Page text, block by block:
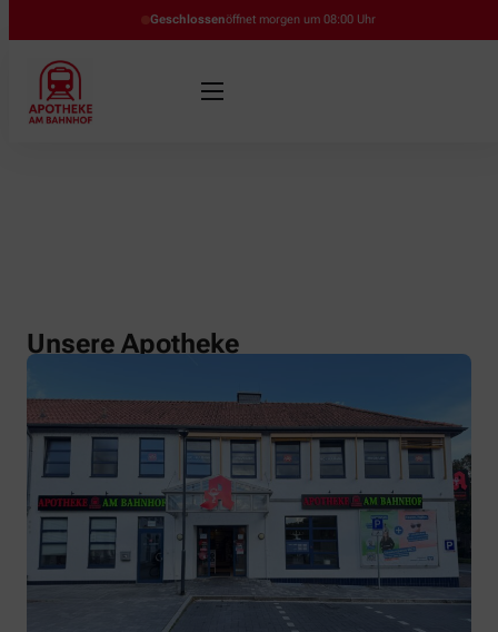
Geschlossenöffnet morgen um 08:00 Uhr
Unsere Apotheke